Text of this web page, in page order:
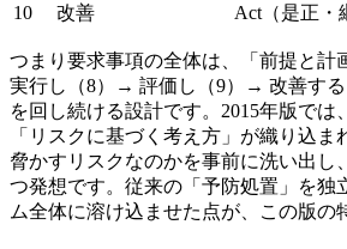
10
改善 Act（是正・
つまり要求事項の全体は、「前提と計
実行し（8）→ 評価し（9）→ 改善する
を回し続ける設計です。2015年版では
「リスクに基づく考え方」が織り込ま
脅かすリスクなのかを事前に洗い出し
つ発想です。従来の「予防処置」を独
ム全体に溶け込ませた点が、この版の